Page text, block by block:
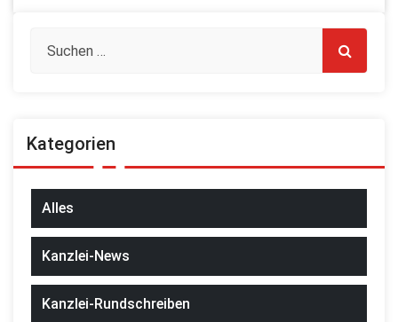
Kategorien
Alles
Kanzlei-News
Kanzlei-Rundschreiben